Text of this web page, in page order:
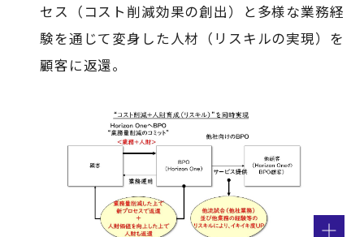
セス（コスト削減効果の創出）と多様な業務経
験を通じて変身した人材（リスキルの実現）を
顧客に返還。